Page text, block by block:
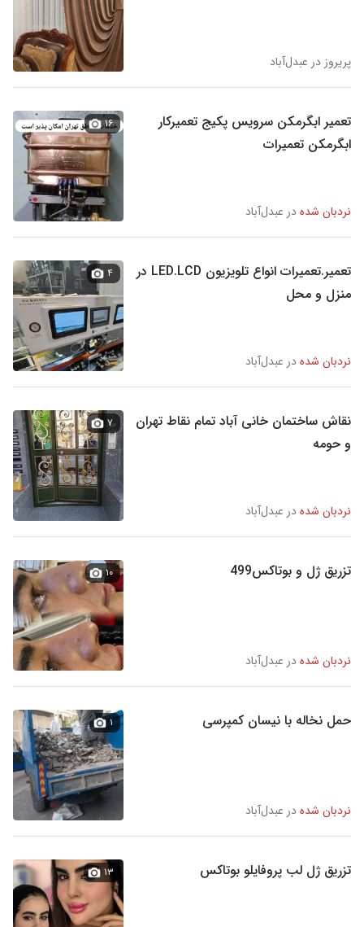
پریروز در عبدل‌آباد
تعمیر ابگرمکن سرویس پکیج تعمیرکار
ابگرمکن تعمیرات
نردبان شدهدر عبدل‌آباد
۱۶
تعمیر.تعمیرات انواع تلویزیون LED.LCD در
منزل و محل
نردبان شدهدر عبدل‌آباد
۴
نقاش ساختمان خانی آباد تمام نقاط تهران
و حومه
نردبان شدهدر عبدل‌آباد
۷
تزریق ژل و بوتاکس499
نردبان شدهدر عبدل‌آباد
۱۰
حمل نخاله با نیسان کمپرسی
نردبان شدهدر عبدل‌آباد
۱
تزریق ژل لب پروفایلو بوتاکس ۱۳